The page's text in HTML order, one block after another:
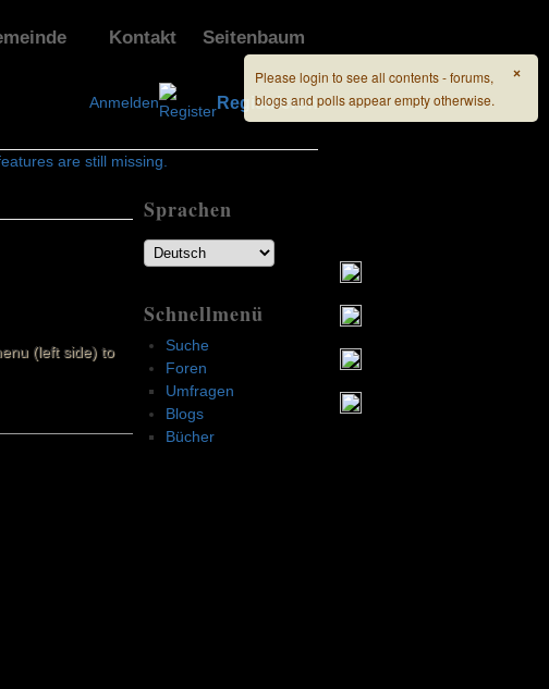
Kontakt Seitenbaum
Anmelden Registrieren
are still missing.
(left side) to
Sprachen
Schnellmenü
Suche
Foren
Umfragen
Blogs
Bücher
×
Please login to see all contents - forums,
blogs and polls appear empty otherwise.